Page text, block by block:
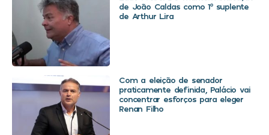
de João Caldas como 1º suplente
de Arthur Lira
Com a eleição de senador
praticamente definida, Palácio vai
concentrar esforços para eleger
Renan Filho